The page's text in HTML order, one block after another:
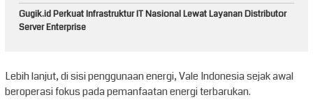
Gugik.id Perkuat Infrastruktur IT Nasional Lewat Layanan Distributor
Server Enterprise
Lebih lanjut, di sisi penggunaan energi, Vale Indonesia sejak awal
beroperasi fokus pada pemanfaatan energi terbarukan.